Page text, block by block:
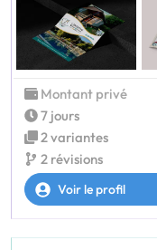
Montant privé
7 jours
2 variantes
2 révisions
Voir le profil